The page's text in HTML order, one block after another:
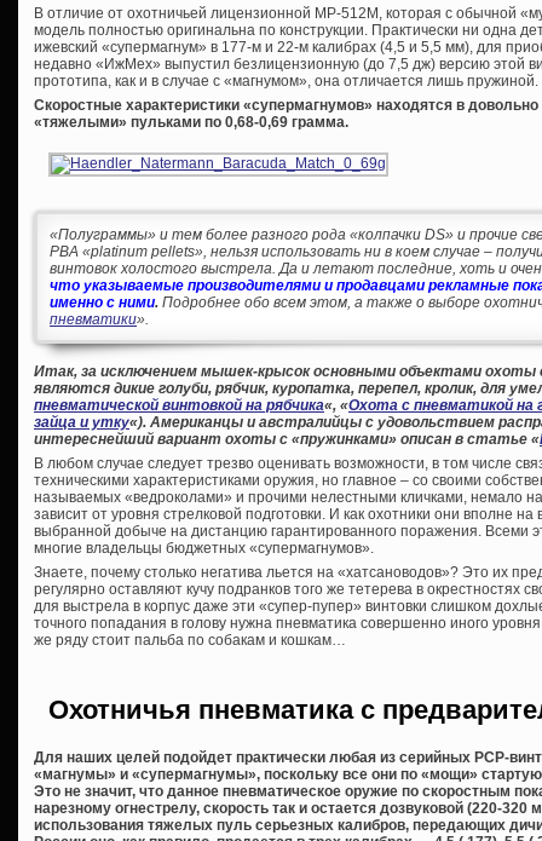
В отличие от охотничьей лицензионной МР-512М, которая с обычной
модель полностью оригинальна по конструкции. Практически ни одна
ижевский «супермагнум» в 177-м и 22-м калибрах (4,5 и 5,5 мм), для
недавно «ИжМех» выпустил безлицензионную (до 7,5 дж) версию этой
прототипа, как и в случае с «магнумом», она отличается лишь пружиной.
Скоростные характеристики «супермагнумов» находятся в
«тяжелыми» пульками по 0,68-0,69 грамма.
«Полуграммы» и тем более разного рода «колпачки DS» и прочие
PBA «platinum pellets», нельзя использовать ни в коем случае –
винтовок холостого выстрела. Да и летают последние, хоть и
что указываемые производителями и продавцами рекламные
именно с ними. Подробнее обо всем этом, а также о выборе
пневматики».
Итак, за исключением мышек-крысок основными объектами
являются дикие голуби, рябчик, куропатка, перепел, кролик, для
пневматической винтовкой на рябчика«, «Охота с пневматикой на
зайца и утку«). Американцы и австралийцы с удовольствием
интереснейший вариант охоты с «пружинками» описан в статье «
В любом случае следует трезво оценивать возможности, в том числе
техническими характеристиками оружия, но главное – со своими
называемых «ведроколами» и прочими нелестными кличками, немало
зависит от уровня стрелковой подготовки. И как охотники они вполне
выбранной добыче на дистанцию гарантированного поражения. Всеми
многие владельцы бюджетных «супермагнумов».
Знаете, почему столько негатива льется на «хатсановодов»? Это их
регулярно оставляют кучу подранков того же тетерева в окрестностях
для выстрела в корпус даже эти «супер-пупер» винтовки слишком
точного попадания в голову нужна пневматика совершенно иного
же ряду стоит пальба по собакам и кошкам…
Охотничья пневматика с
Для наших целей подойдет практически любая из серийных PCP-
«магнумы» и «супермагнумы», поскольку все они по «мощи»
Это не значит, что данное пневматическое оружие по скоростным
нарезному огнестрелу, скорость так и остается дозвуковой (220-320
использования тяжелых пуль серьезных калибров, передающих